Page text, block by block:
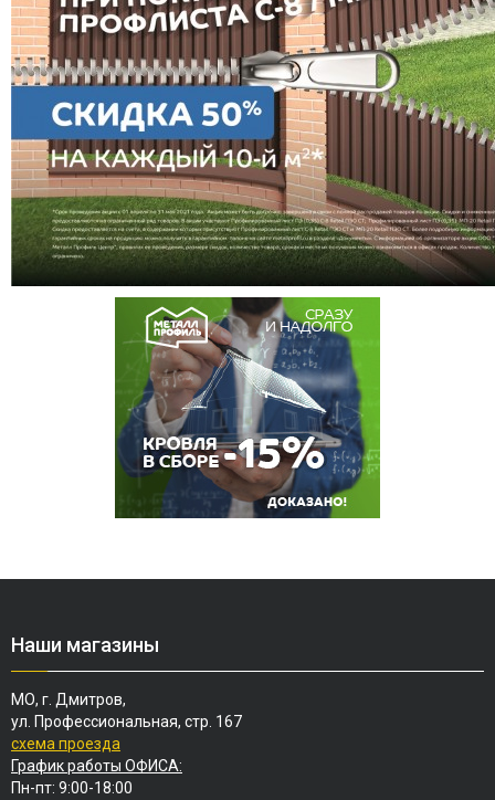
Наши магазины
МО, г. Дмитров,
ул. Профессиональная, стр. 167
схема проезда
График работы ОФИСА:
Пн-пт: 9:00-18:00